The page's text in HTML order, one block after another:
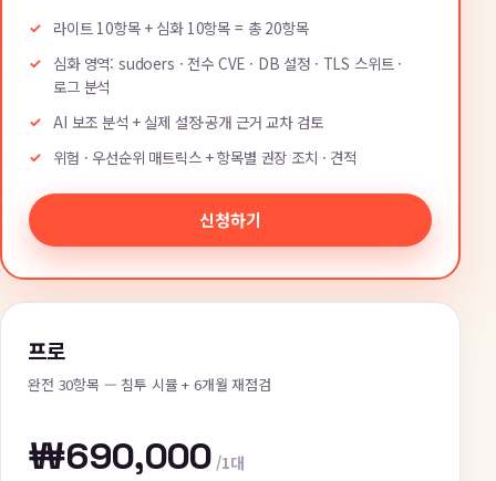
라이트 10항목 + 심화 10항목 = 총 20항목
심화 영역: sudoers · 전수 CVE · DB 설정 · TLS 스위트 ·
로그 분석
AI 보조 분석 + 실제 설정·공개 근거 교차 검토
위험 · 우선순위 매트릭스 + 항목별 권장 조치 · 견적
신청하기
프로
완전 30항목 — 침투 시뮬 + 6개월 재점검
₩690,000 /1대